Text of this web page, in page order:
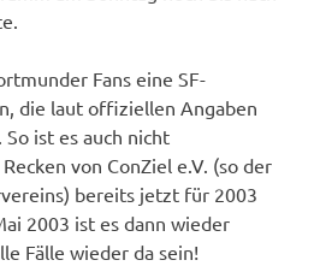
Fans eine SF-
die laut offiziellen Angaben
ist es auch nicht
von ConZiel e.V. (so der
bereits jetzt für 2003
2003 ist es dann wieder
Fälle wieder da sein!